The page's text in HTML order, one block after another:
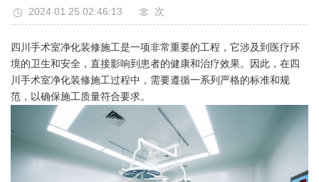
2024 01 25 02:46:13 次
四川手术室净化装修施工是一项非常重要的工程，它涉及到医疗环
境的卫生和安全，直接影响到患者的健康和治疗效果。因此，在四
川手术室净化装修施工过程中，需要遵循一系列严格的标准和规
范，以确保施工质量符合要求。